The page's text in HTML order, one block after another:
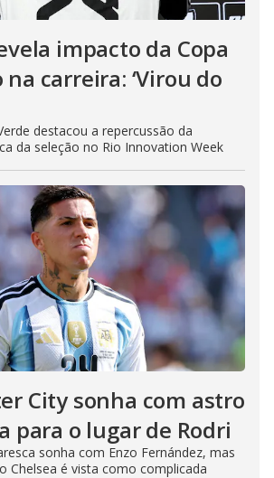
impacto da Copa
carreira: ‘Virou do
destacou a repercussão da
da seleção no Rio Innovation Week
City sonha com astro
para o lugar de Rodri
sonha com Enzo Fernández, mas
Chelsea é vista como complicada